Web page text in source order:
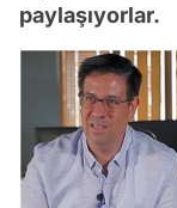
paylaşıyorlar.